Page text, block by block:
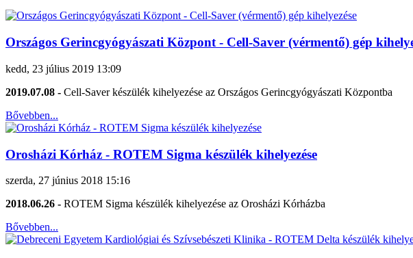
Országos Gerincgyógyászati Központ - Cell-Saver (vérmentő) gép
kedd, 23 július 2019 13:09
2019.07.08 - Cell-Saver készülék kihelyezése az Országos Gerincgyógyászati Központba
Bővebben...
Orosházi Kórház - ROTEM Sigma készülék kihelyezése
szerda, 27 június 2018 15:16
2018.06.26 - ROTEM Sigma készülék kihelyezése az Orosházi Kórházba
Bővebben...